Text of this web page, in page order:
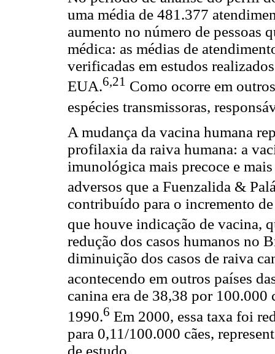
uma média de 481.377
aumento no número de pessoas
médica: as médias de
verificadas em estudos
EUA.6,21 Como ocorre em
espécies transmissoras,
A mudança da vacina humana
profilaxia da raiva humana: a
imunológica mais precoce e
adversos que a Fuenzalida &
contribuído para o incremento
que houve indicação de vacina,
redução dos casos humanos no
diminuição dos casos de raiva
acontecendo em outros países
canina era de 38,38 por 100.000
1990.6 Em 2000, essa taxa foi
para 0,11/100.000 cães,
de estudo.